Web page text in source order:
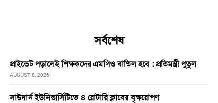
সর্বশেষ
প্রাইভেট পড়ালেই শিক্ষকদের এমপিও বাতিল হবে : প্রতিমন্ত্রী পুতুল
AUGUST 8, 2026
সাউদার্ন ইউনিভার্সিটিতে ৪ রোটারি ক্লাবের বৃক্ষরোপণ